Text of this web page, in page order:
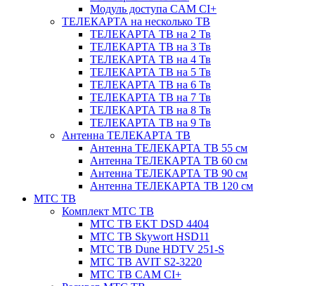
Модуль доступа CAM CI+
ТЕЛЕКАРТА на несколько ТВ
ТЕЛЕКАРТА ТВ на 2 Тв
ТЕЛЕКАРТА ТВ на 3 Тв
ТЕЛЕКАРТА ТВ на 4 Тв
ТЕЛЕКАРТА ТВ на 5 Тв
ТЕЛЕКАРТА ТВ на 6 Тв
ТЕЛЕКАРТА ТВ на 7 Тв
ТЕЛЕКАРТА ТВ на 8 Тв
ТЕЛЕКАРТА ТВ на 9 Тв
Антенна ТЕЛЕКАРТА ТВ
Антенна ТЕЛЕКАРТА ТВ 55 см
Антенна ТЕЛЕКАРТА ТВ 60 см
Антенна ТЕЛЕКАРТА ТВ 90 см
Антенна ТЕЛЕКАРТА ТВ 120 см
МТС ТВ
Комплект МТС ТВ
МТС ТВ EKT DSD 4404
МТС ТВ Skywort HSD11
МТС ТВ Dune HDTV 251-S
МТС ТВ AVIT S2-3220
МТС ТВ CAM CI+